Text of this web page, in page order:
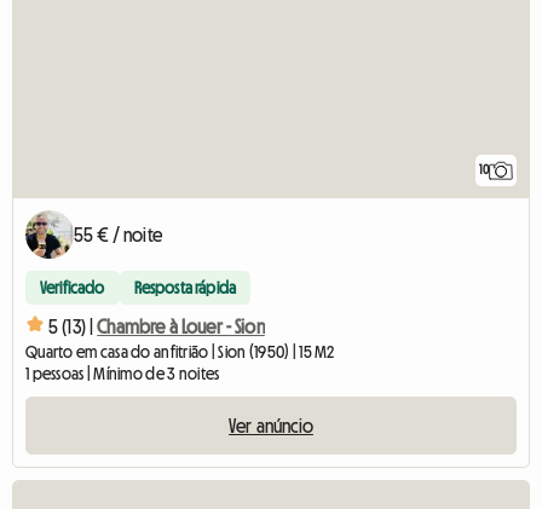
10
55 € / noite
Verificado Resposta rápida
5 (13) | Chambre à Louer - Sion
Quarto em casa do anfitrião | Sion (1950) | 15 M2
1 pessoas | Mínimo de 3 noites
Ver anúncio